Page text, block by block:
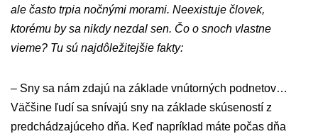
ale často trpia nočnými morami. Neexistuje človek,
ktorému by sa nikdy nezdal sen. Čo o snoch vlastne
vieme? Tu sú najdôležitejšie fakty:
– Sny sa nám zdajú na základe vnútorných podnetov…
Väčšine ľudí sa snívajú sny na základe skúseností z
predchádzajúceho dňa. Keď napríklad máte počas dňa